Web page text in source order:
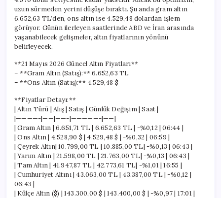
için
uzun sürmeden yerini düşüşe bıraktı. Şu anda gram altın
6.652,63 TL’den, ons altın ise 4.529,48 dolardan işlem
görüyor. Günün ilerleyen saatlerinde ABD ve İran arasında
yaşanabilecek gelişmeler, altın fiyatlarının yönünü
belirleyecek.
**21 Mayıs 2026 Güncel Altın Fiyatları**
– **Gram Altın (Satış):** 6.652,63 TL
– **Ons Altın (Satış):** 4.529,48 $
**Fiyatlar Detayı:**
| Altın Türü | Alış | Satış | Günlük Değişim | Saat |
|————-|——|——-|—————-|——|
| Gram Altın | 6.651,71 TL | 6.652,63 TL | -%0,12 | 06:44 |
| Ons Altın | 4.528,90 $ | 4.529,48 $ | -%0,32 | 06:59 |
| Çeyrek Altın| 10.799,00 TL | 10.885,00 TL| -%0,13 | 06:43 |
| Yarım Altın | 21.598,00 TL | 21.763,00 TL| -%0,13 | 06:43 |
| Tam Altın | 41.947,87 TL | 42.773,61 TL| -%1,01 | 16:55 |
| Cumhuriyet Altını | 43.063,00 TL | 43.387,00 TL | -%0,12 |
06:43 |
| Külçe Altın ($) | 143.300,00 $ | 143.400,00 $ | -%0,97 | 17:01 |